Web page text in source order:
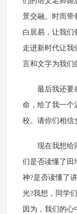
景交融。时而带
白居易，让我们
走进新时代让我
言和文字为我们
最后我还要
命，给了我一个
校。请你们相信
现在我想给
们是否读懂了田
神?是否读懂了
光?我想，同学
因为，我们的心